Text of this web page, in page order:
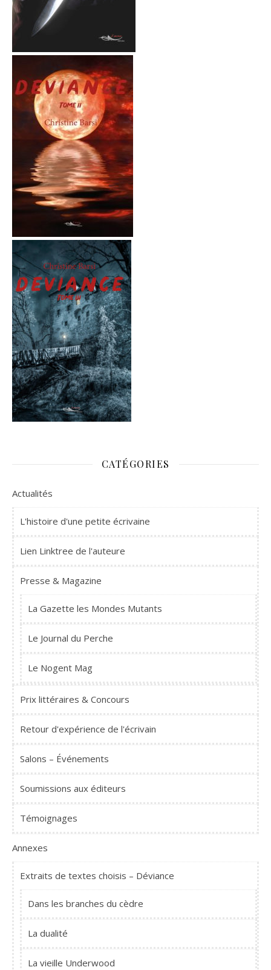
CATÉGORIES
Actualités
L'histoire d'une petite écrivaine
Lien Linktree de l'auteure
Presse & Magazine
La Gazette les Mondes Mutants
Le Journal du Perche
Le Nogent Mag
Prix littéraires & Concours
Retour d'expérience de l'écrivain
Salons – Événements
Soumissions aux éditeurs
Témoignages
Annexes
Extraits de textes choisis – Déviance
Dans les branches du cèdre
La dualité
La vieille Underwood